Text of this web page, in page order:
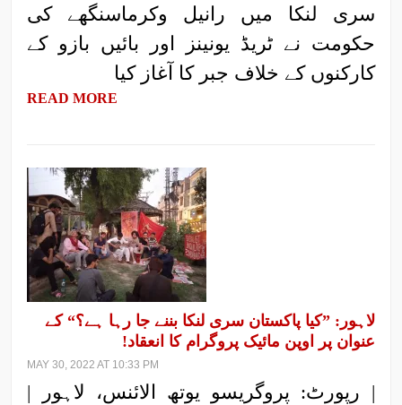
سری لنکا میں رانیل وکرماسنگھے کی
حکومت نے ٹریڈ یونینز اور بائیں بازو کے
کارکنوں کے خلاف جبر کا آغاز کیا
READ MORE
لاہور: ”کیا پاکستان سری لنکا بننے جا رہا ہے؟“ کے
عنوان پر اوپن مائیک پروگرام کا انعقاد!
MAY 30, 2022 AT 10:33 PM
| رپورٹ: پروگریسو یوتھ الائنس، لاہور |